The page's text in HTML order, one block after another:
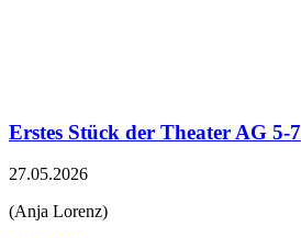
Erstes Stück der Theater AG 5-7
27.05.2026
(Anja Lorenz)